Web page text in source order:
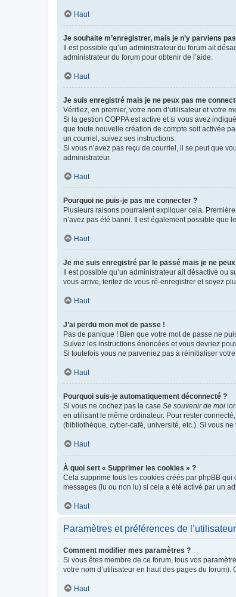
Haut
Je souhaite m’enregistrer, mais je n’y parviens
Il est possible qu’un administrateur du forum ait
administrateur du forum pour obtenir de l’aide.
Haut
Je suis enregistré mais je ne peux pas me
Vérifiez, en premier, votre nom d’utilisateur et votre
Si la gestion COPPA est active et si vous avez
que toute nouvelle création de compte soit activée
un courriel, suivez ses instructions.
Si vous n’avez pas reçu de courriel, il se peut que
administrateur.
Haut
Pourquoi ne puis-je pas me connecter ?
Plusieurs raisons pourraient expliquer cela.
n’avez pas été banni. Il est également possible que
Haut
Je me suis enregistré par le passé mais je ne
Il est possible qu’un administrateur ait désactivé ou
vous arrive, tentez de vous ré-enregistrer et soyez
Haut
J’ai perdu mon mot de passe !
Pas de panique ! Bien que votre mot de passe ne
Suivez les instructions énoncées et vous devriez
Si toutefois vous ne parveniez pas à réinitialiser
Haut
Pourquoi suis-je automatiquement déconnecté ?
Si vous ne cochez pas la case Se souvenir de moi
en utilisant le même ordinateur. Pour rester
(bibliothèque, cyber-café, université, etc.). Si vous
Haut
À quoi sert « Supprimer les cookies » ?
Cela supprime tous les cookies créés par phpBB
messages (lu ou non lu) si cela a été activé par un
Haut
Paramètres et préférences de l’utilisateur
Comment modifier mes paramètres ?
Si vous êtes membre de ce forum, tous vos
votre nom d’utilisateur en haut des pages du
Haut